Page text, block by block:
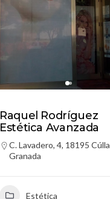
Raquel Rodríguez
Estética Avanzada
C. Lavadero, 4, 18195
Granada
Estética